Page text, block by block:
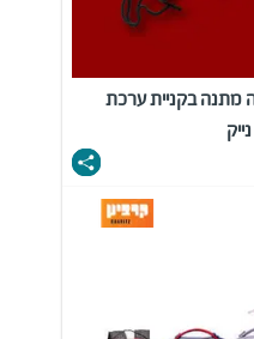
מתנה בקניית ערכת